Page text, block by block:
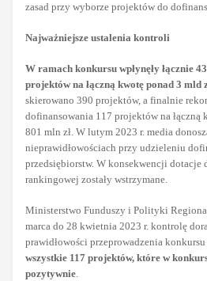
zasad przy wyborze projektów do
Najważniejsze ustalenia kontroli
W ramach konkursu wpłynęły łącznie
projektów na łączną kwotę ponad 3 mld
skierowano 390 projektów, a finalnie
dofinansowania 117 projektów na łączną
801 mln zł. W lutym 2023 r. media
nieprawidłowościach przy udzieleniu
przedsiębiorstw. W konsekwencji
rankingowej zostały wstrzymane.
Ministerstwo Funduszy i Polityki
marca do 28 kwietnia 2023 r. kontrolę
prawidłowości przeprowadzenia
wszystkie 117 projektów, które w
pozytywnie.